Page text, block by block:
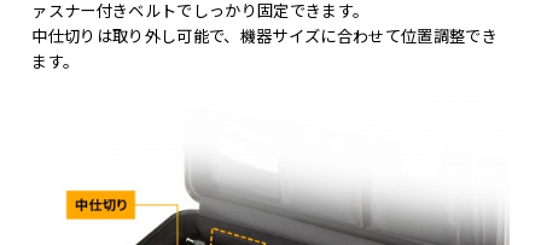
ァスナー付きベルトでしっかり固定できます。
中仕切りは取り外し可能で、機器サイズに合わせて位置調整でき
ます。